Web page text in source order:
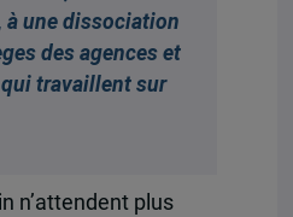
à une dissociation
des agences et
travaillent sur
n’attendent plus